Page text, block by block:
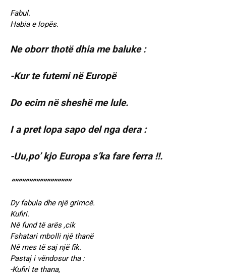
Fabul.
Habia e lopës.
Ne oborr thotë dhia me baluke :
-Kur te futemi në Europë
Do ecim në sheshë me lule.
I a pret lopa sapo del nga dera :
-Uu,po’ kjo Europa s’ka fare ferra !!.
“””””””””””””””””
Dy fabula dhe një grimcë.
Kufiri.
Në fund të arës ,cik
Fshatari mbolli një thanë
Në mes të saj një fik.
Pastaj i vëndosur tha :
-Kufiri te thana,